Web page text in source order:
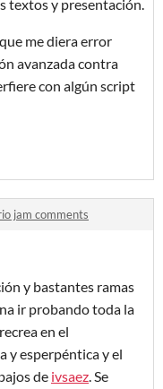
textos y presentación.
me diera error
avanzada contra
con algún script
jam comments
y bastantes ramas
ir probando toda la
en el
y esperpéntica y el
de ivsaez. Se